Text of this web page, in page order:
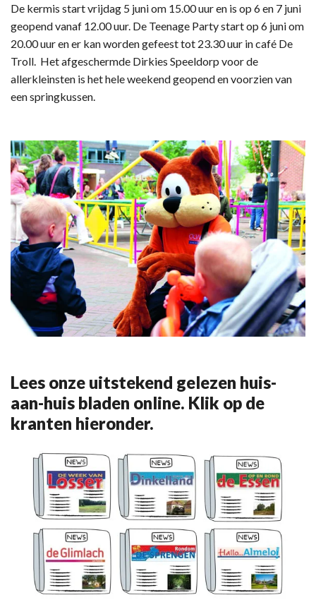
De kermis start vrijdag 5 juni om 15.00 uur en is op 6 en 7 juni
geopend vanaf 12.00 uur. De Teenage Party start op 6 juni om
20.00 uur en er kan worden gefeest tot 23.30 uur in café De
Troll. Het afgeschermde Dirkies Speeldorp voor de
allerkleinsten is het hele weekend geopend en voorzien van
een springkussen.
Lees onze uitstekend gelezen huis-
aan-huis bladen online. Klik op de
kranten hieronder.